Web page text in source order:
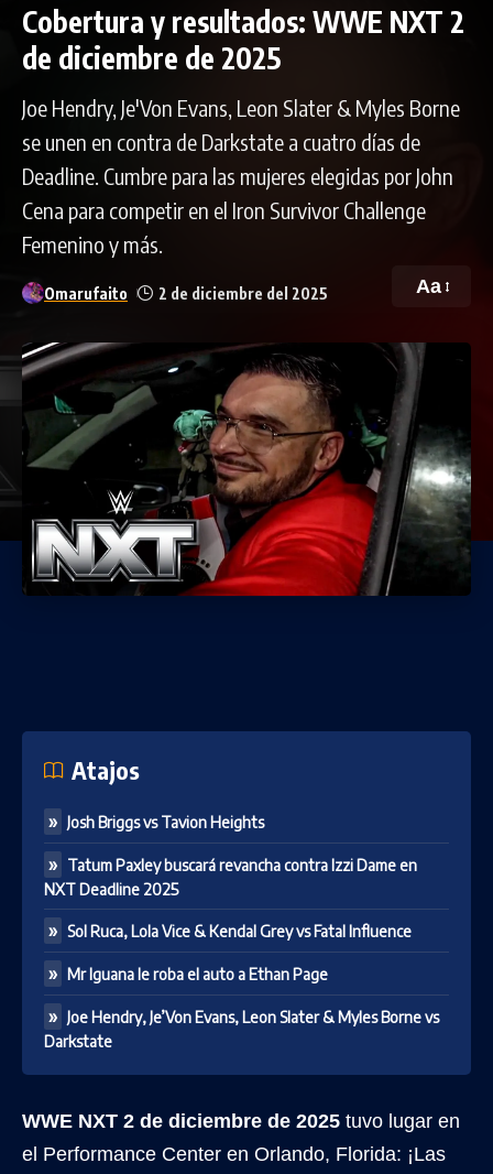
Cobertura y resultados: WWE NXT 2
de diciembre de 2025
Joe Hendry, Je'Von Evans, Leon Slater & Myles Borne
se unen en contra de Darkstate a cuatro días de
Deadline. Cumbre para las mujeres elegidas por John
Cena para competir en el Iron Survivor Challenge
Femenino y más.
Omarufaito 2 de diciembre del 2025 Aa
Atajos
Josh Briggs vs Tavion Heights
Tatum Paxley buscará revancha contra Izzi Dame en
NXT Deadline 2025
Sol Ruca, Lola Vice & Kendal Grey vs Fatal Influence
Mr Iguana le roba el auto a Ethan Page
Joe Hendry, Je’Von Evans, Leon Slater & Myles Borne vs
Darkstate
WWE NXT 2 de diciembre de 2025 tuvo lugar en
el Performance Center en Orlando, Florida: ¡Las